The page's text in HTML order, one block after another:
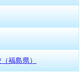
福島県）